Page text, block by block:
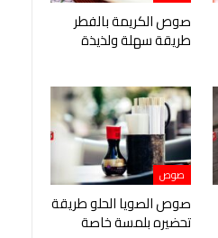
صوص الكريمة بالفطر
طريقة سهلة ولذيذة
صوص
صوص الصويا الحلو طريقة
تحضيره بلمسة خاصة